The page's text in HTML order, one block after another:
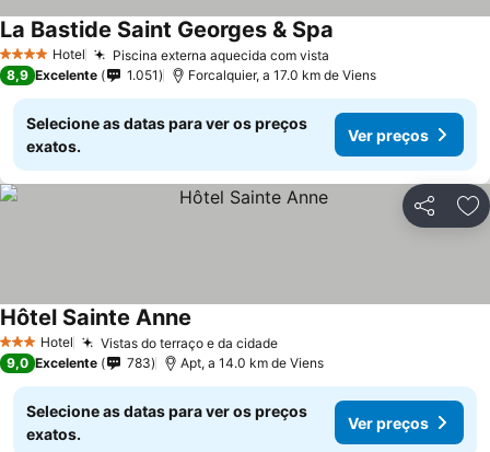
4 EstrelasHotel Piscina externa aquecida com vista
La Bastide Saint Georges & Spa
8,9 Excelente 1.051 Forcalquier, a 17.0 km de Viens
Selecione as datas para ver os preços
exatos.
Ver preços
Partilhar
3 EstrelasHotel Vistas do terraço e da cidade
Hôtel Sainte Anne
9,0 Excelente 783 Apt, a 14.0 km de Viens
Selecione as datas para ver os preços
exatos.
Ver preços